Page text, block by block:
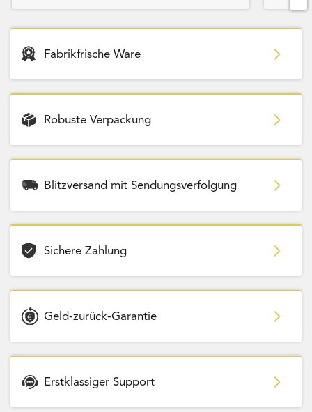
Fabrikfrische Ware
Robuste Verpackung
Blitzversand mit Sendungsverfolgung
Sichere Zahlung
Geld-zurück-Garantie
Erstklassiger Support